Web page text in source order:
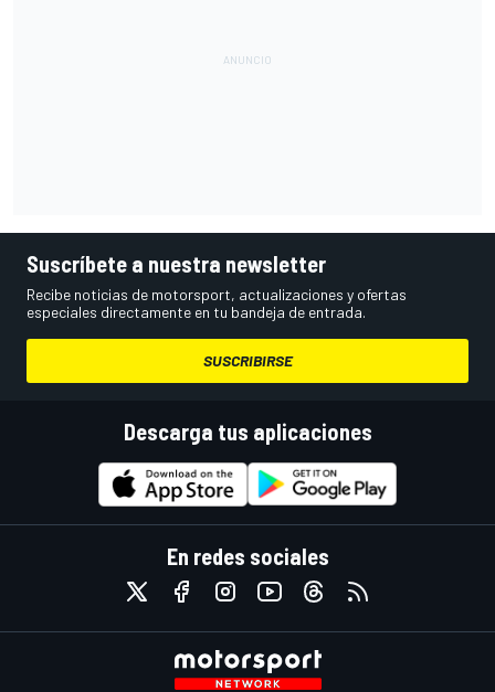
Suscríbete a nuestra newsletter
Recibe noticias de motorsport, actualizaciones y ofertas
especiales directamente en tu bandeja de entrada.
SUSCRIBIRSE
Descarga tus aplicaciones
En redes sociales